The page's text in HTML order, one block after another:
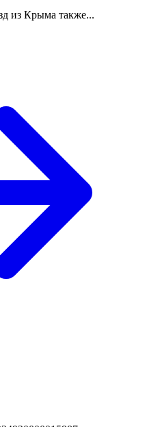
из Крыма также...